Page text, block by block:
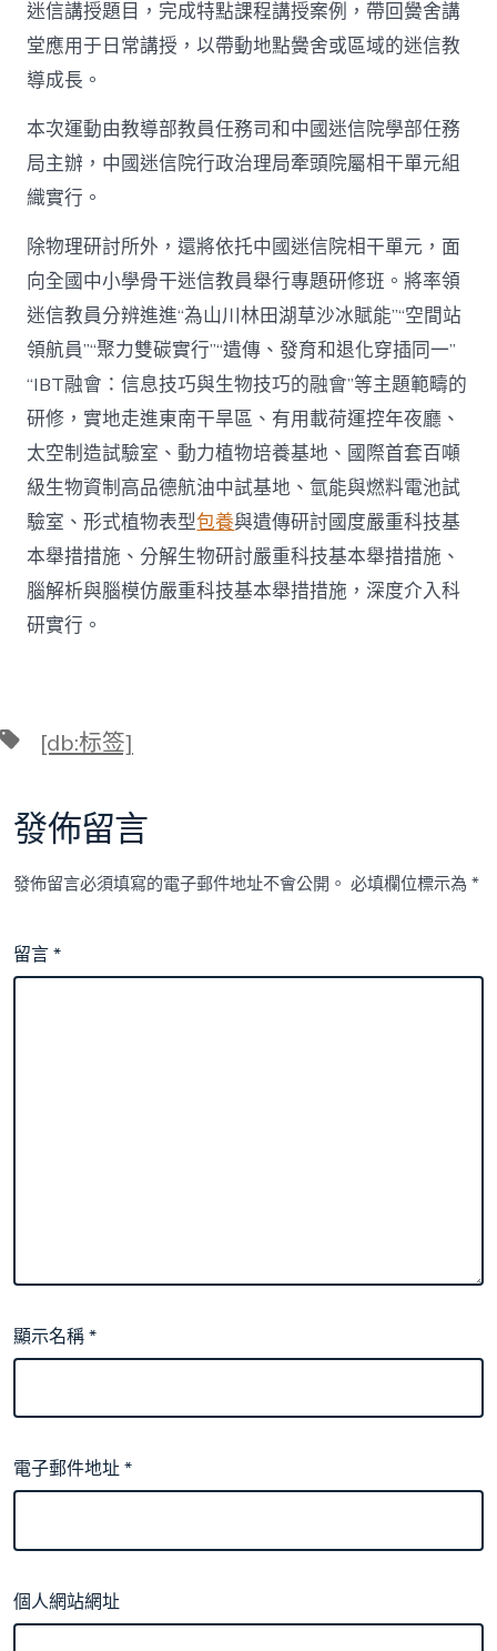
迷信講授題目，完成特點課程講授案例，帶回黌舍講
堂應用于日常講授，以帶動地點黌舍或區域的迷信教
導成長。
本次運動由教導部教員任務司和中國迷信院學部任務
局主辦，中國迷信院行政治理局牽頭院屬相干單元組
織實行。
除物理研討所外，還將依托中國迷信院相干單元，面
向全國中小學骨干迷信教員舉行專題研修班。將率領
迷信教員分辨進進“為山川林田湖草沙冰賦能”“空間站
領航員”“聚力雙碳實行”“遺傳、發育和退化穿插同一”
“IBT融會：信息技巧與生物技巧的融會”等主題範疇的
研修，實地走進東南干旱區、有用載荷運控年夜廳、
太空制造試驗室、動力植物培養基地、國際首套百噸
級生物資制高品德航油中試基地、氫能與燃料電池試
驗室、形式植物表型包養與遺傳研討國度嚴重科技基
本舉措措施、分解生物研討嚴重科技基本舉措措施、
腦解析與腦模仿嚴重科技基本舉措措施，深度介入科
研實行。
標 [db:标签]
發佈留言
發佈留言必須填寫的電子郵件地址不會公開。 必填欄位標示為*
留言*
顯示名稱*
電子郵件地址*
個人網站網址